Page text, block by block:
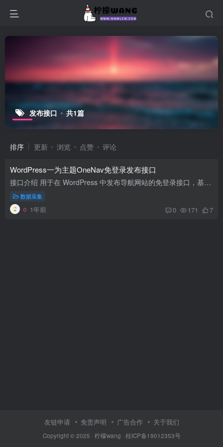
发布接口 共1篇
排序 更新 浏览 点赞 评论
WordPress一为主题OneNav免登录发布接口
接口介绍 用于在 WordPress 中发布导航网站的免登录接口，基于 OneNav一为主题开发，适配最新的5.X版本。接口提供了发布导航站点和获取分类列表的功能，支持通过密码验证。在根目录新建一个php...
数据采集
1年前 0 171 7
友链申请 免责声明 广告合作 关于我们
Copyright © 2025 · 柠檬wang · 桂ICP备19012353号